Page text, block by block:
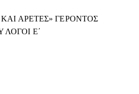
ΚΑΙ ΑΡΕΤΕΣ» ΓΕΡΟΝΤΟΣ
ΛΟΓΟΙ Ε΄